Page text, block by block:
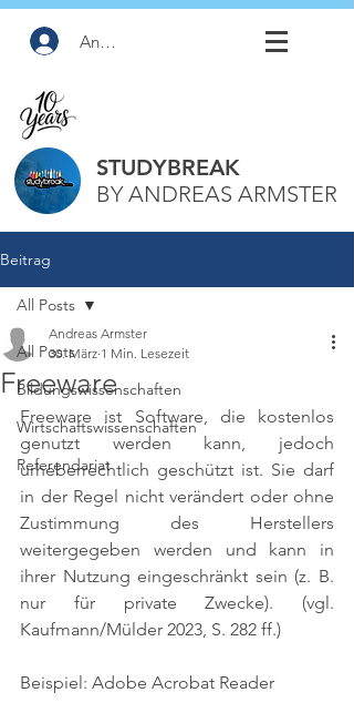
Anmelden
STUDYBREAK
BY ANDREAS ARMSTER
Beitrag
All Posts
Bildungswissenschaften
Wirtschaftswissenschaften
Referendariat
All Posts
Freeware
Andreas Armster
30. März 1 Min. Lesezeit
Freeware ist Software, die kostenlos
genutzt werden kann, jedoch
urheberrechtlich geschützt ist. Sie darf
in der Regel nicht verändert oder ohne
Zustimmung des Herstellers
weitergegeben werden und kann in
ihrer Nutzung eingeschränkt sein (z. B.
nur für private Zwecke). (vgl.
Kaufmann/Mülder 2023, S. 282 ff.)
Beispiel: Adobe Acrobat Reader